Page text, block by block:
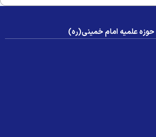
حوزه علمیه امام خمینی(ره)